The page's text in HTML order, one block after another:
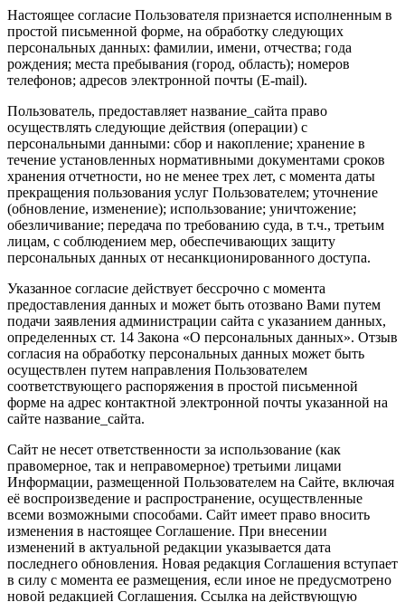
Настоящее согласие Пользователя признается исполненным в
простой письменной форме, на обработку следующих
персональных данных: фамилии, имени, отчества; года
рождения; места пребывания (город, область); номеров
телефонов; адресов электронной почты (E-mail).
Пользователь, предоставляет название_сайта право
осуществлять следующие действия (операции) с
персональными данными: сбор и накопление; хранение в
течение установленных нормативными документами сроков
хранения отчетности, но не менее трех лет, с момента даты
прекращения пользования услуг Пользователем; уточнение
(обновление, изменение); использование; уничтожение;
обезличивание; передача по требованию суда, в т.ч., третьим
лицам, с соблюдением мер, обеспечивающих защиту
персональных данных от несанкционированного доступа.
Указанное согласие действует бессрочно с момента
предоставления данных и может быть отозвано Вами путем
подачи заявления администрации сайта с указанием данных,
определенных ст. 14 Закона «О персональных данных». Отзыв
согласия на обработку персональных данных может быть
осуществлен путем направления Пользователем
соответствующего распоряжения в простой письменной
форме на адрес контактной электронной почты указанной на
сайте название_сайта.
Сайт не несет ответственности за использование (как
правомерное, так и неправомерное) третьими лицами
Информации, размещенной Пользователем на Сайте, включая
её воспроизведение и распространение, осуществленные
всеми возможными способами. Сайт имеет право вносить
изменения в настоящее Соглашение. При внесении
изменений в актуальной редакции указывается дата
последнего обновления. Новая редакция Соглашения вступает
в силу с момента ее размещения, если иное не предусмотрено
новой редакцией Соглашения. Ссылка на действующую